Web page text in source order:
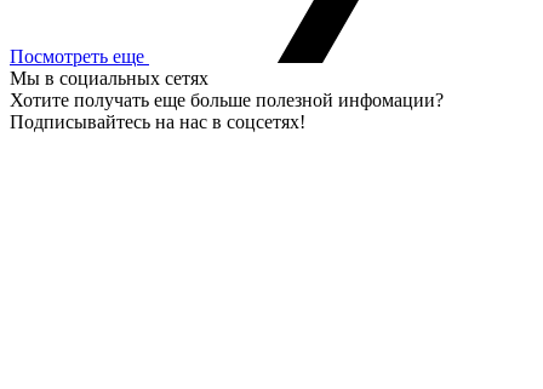
Посмотреть еще
Мы в социальных сетях
Хотите получать еще больше полезной инфомации?
Подписывайтесь на нас в соцсетях!